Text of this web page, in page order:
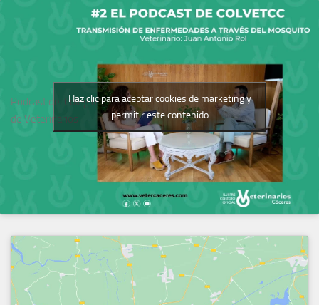
Podcast del Colegio
de Veterinarios
Haz clic para aceptar cookies de marketing y
permitir este contenido